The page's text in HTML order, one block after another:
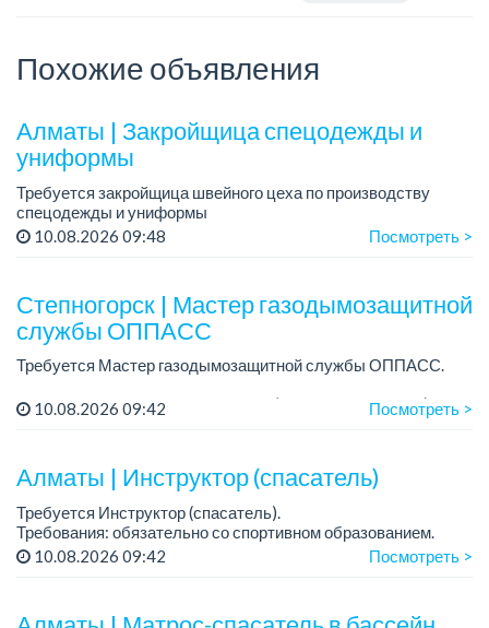
Похожие объявления
Алматы | Закройщица спецодежды и
униформы
Требуется закройщица швейного цеха по производству
спецодежды и униформы
Рабочий день с 9:00 до 18:00
10.08.2026 09:48 Посмотреть >
Степногорск | Мастер газодымозащитной
службы ОППАСС
Требуется Мастер газодымозащитной службы ОППАСС.
Требования: Высшее или среднее (профессиональное)
профильное образование, стаж работы в пожарных или
10.08.2026 09:42 Посмотреть >
Алматы | Инструктор (спасатель)
Требуется Инструктор (спасатель).
Требования: обязательно со спортивном образованием.
График работы: 6/1, с 09:00 до 18:00...
10.08.2026 09:42 Посмотреть >